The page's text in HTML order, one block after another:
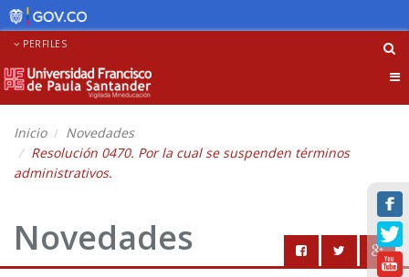
PERFILES
Inicio
Novedades
Resolución 0470. Por la cual se suspenden términos
administrativos.
Novedades